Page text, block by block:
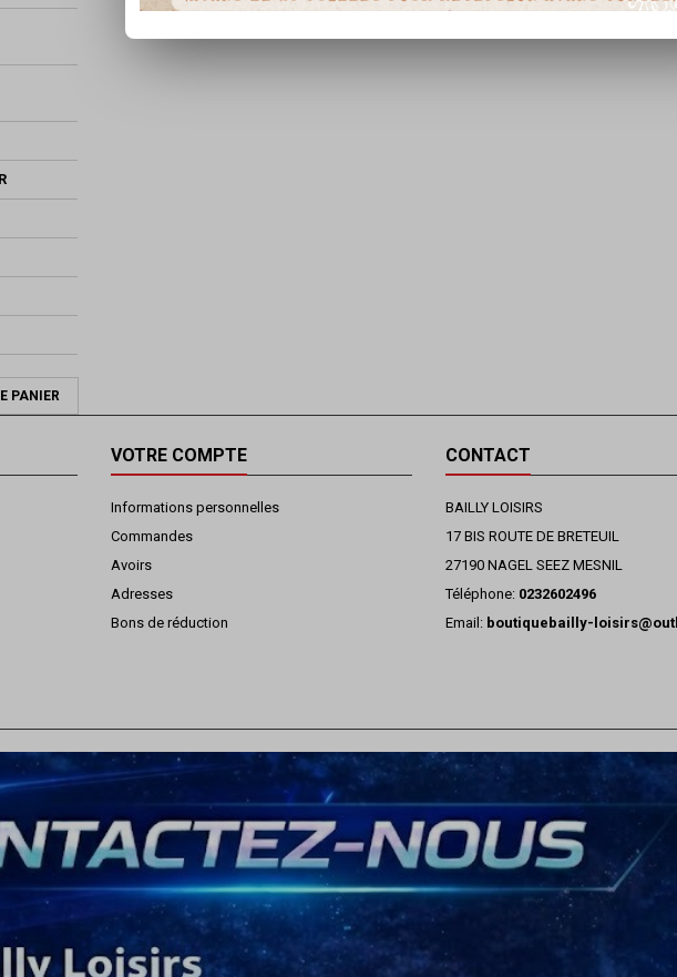
PANIER
VOTRE COMPTE
Informations personnelles
Commandes
Avoirs
Adresses
Bons de réduction
CONTACT
BAILLY LOISIRS
17 BIS ROUTE DE BRETEUIL
27190 NAGEL SEEZ MESNIL
Téléphone: 0232602496
Email: boutiquebailly-